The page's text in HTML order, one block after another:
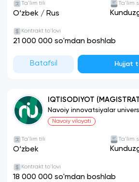
Ta'lim tili
O‘zbek / Rus
Ta'lim
Kontrakt to'lovi
21 000 000 so'mdan boshlab
Batafsil Hujjat
IQTISODIYOT
Navoiy innovatsiyalar
Navoiy viloyati
Ta'lim tili
O‘zbek
Ta'lim
Kontrakt to'lovi
18 000 000 so'mdan boshlab